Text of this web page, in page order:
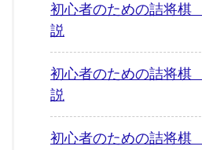
初心者のための詰将
説
初心者のための詰将
説
初心者のための詰将